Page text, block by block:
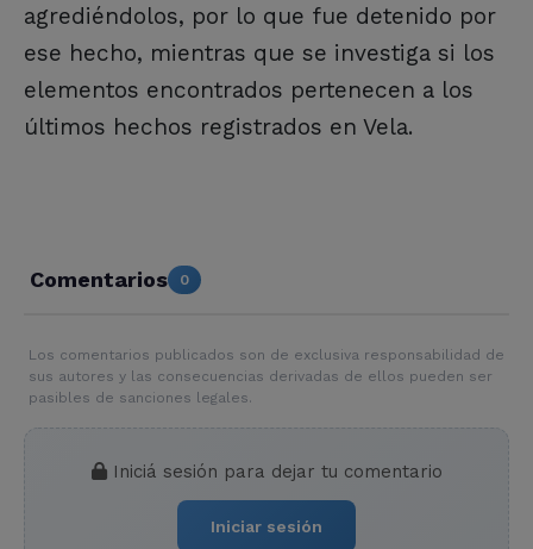
agrediéndolos, por lo que fue detenido por
ese hecho, mientras que se investiga si los
elementos encontrados pertenecen a los
últimos hechos registrados en Vela.
Comentarios 0
Los comentarios publicados son de exclusiva responsabilidad de
sus autores y las consecuencias derivadas de ellos pueden ser
pasibles de sanciones legales.
Iniciá sesión para dejar tu comentario
Iniciar sesión